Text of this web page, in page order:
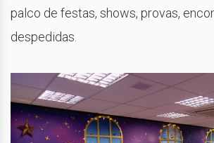
palco de festas, shows, provas,
despedidas.